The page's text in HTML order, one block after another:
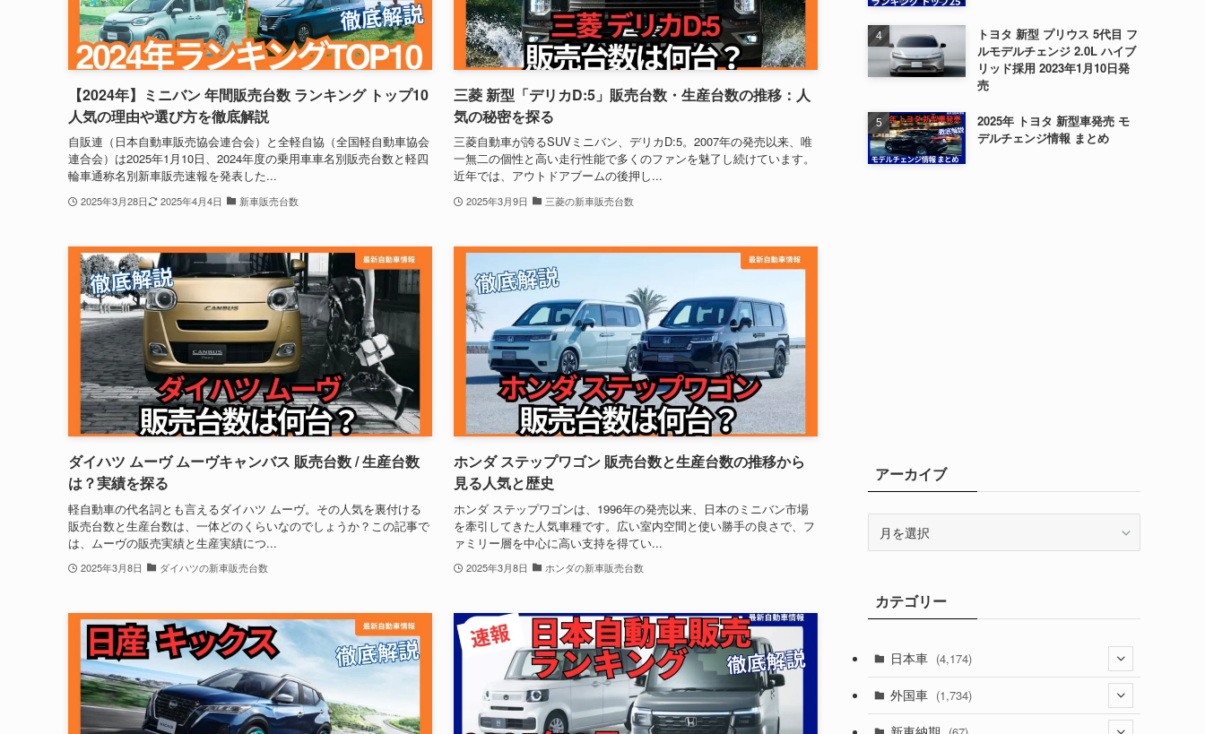
【2024年】ミニバン 年間販売台数 ランキング トップ10
人気の理由や選び方を徹底解説
自販連（日本自動車販売協会連合会）と全軽自協（全国軽自動車協会
連合会）は2025年1月10日、2024年度の乗用車車名別販売台数と軽四
輪車通称名別新車販売速報を発表した...
2025年3月28日 2025年4月4日 新車販売台数
三菱 新型「デリカD:5」販売台数・生産台数の推移：人
気の秘密を探る
三菱自動車が誇るSUVミニバン、デリカD:5。2007年の発売以来、唯
一無二の個性と高い走行性能で多くのファンを魅了し続けています。
近年では、アウトドアブームの後押し...
2025年3月9日 三菱の新車販売台数
ダイハツ ムーヴ ムーヴキャンバス 販売台数 / 生産台数
は？実績を探る
軽自動車の代名詞とも言えるダイハツ ムーヴ。その人気を裏付ける
販売台数と生産台数は、一体どのくらいなのでしょうか？この記事で
は、ムーヴの販売実績と生産実績につ...
2025年3月8日 ダイハツの新車販売台数
ホンダ ステップワゴン 販売台数と生産台数の推移から
見る人気と歴史
ホンダ ステップワゴンは、1996年の発売以来、日本のミニバン市場
を牽引してきた人気車種です。広い室内空間と使い勝手の良さで、フ
ァミリー層を中心に高い支持を得てい...
2025年3月8日 ホンダの新車販売台数
トヨタ 新型 プリウス 5代目 フ
ルモデルチェンジ 2.0L ハイブ
リッド採用 2023年1月10日発
売
2025年 トヨタ 新型車発売 モ
デルチェンジ情報 まとめ
アーカイブ
ブカテゴリー
日本車 (4,174)
(1,321)
(329)
外国車 (1,734)